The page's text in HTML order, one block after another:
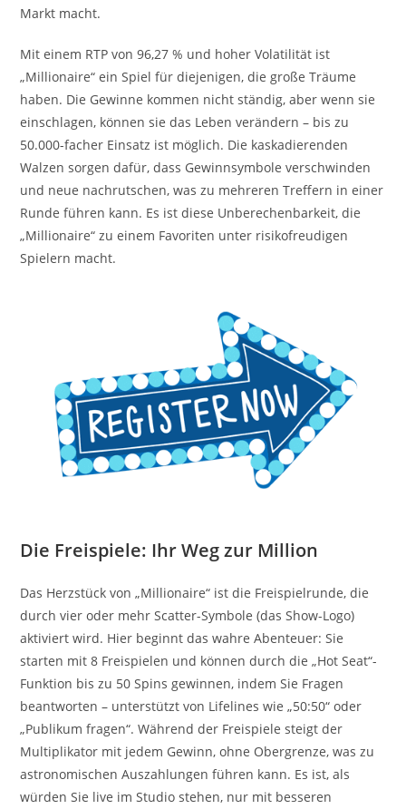
Markt macht.
Mit einem RTP von 96,27 % und hoher Volatilität ist
„Millionaire“ ein Spiel für diejenigen, die große Träume
haben. Die Gewinne kommen nicht ständig, aber wenn sie
einschlagen, können sie das Leben verändern – bis zu
50.000-facher Einsatz ist möglich. Die kaskadierenden
Walzen sorgen dafür, dass Gewinnsymbole verschwinden
und neue nachrutschen, was zu mehreren Treffern in einer
Runde führen kann. Es ist diese Unberechenbarkeit, die
„Millionaire“ zu einem Favoriten unter risikofreudigen
Spielern macht.
Die Freispiele: Ihr Weg zur Million
Das Herzstück von „Millionaire“ ist die Freispielrunde, die
durch vier oder mehr Scatter-Symbole (das Show-Logo)
aktiviert wird. Hier beginnt das wahre Abenteuer: Sie
starten mit 8 Freispielen und können durch die „Hot Seat“-
Funktion bis zu 50 Spins gewinnen, indem Sie Fragen
beantworten – unterstützt von Lifelines wie „50:50“ oder
„Publikum fragen“. Während der Freispiele steigt der
Multiplikator mit jedem Gewinn, ohne Obergrenze, was zu
astronomischen Auszahlungen führen kann. Es ist, als
würden Sie live im Studio stehen, nur mit besseren